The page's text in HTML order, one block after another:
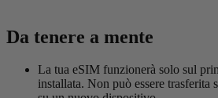
Da tenere a mente
La tua eSIM funzionerà solo sul
installata. Non può essere trasferita